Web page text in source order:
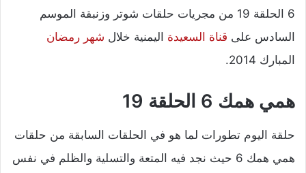
6 الحلقة 19 من مجريات حلقات شوتر وزنبقة الموسم
السادس على قناة السعيدة اليمنية خلال شهر رمضان
المبارك 2014.
همي همك 6 الحلقة 19
حلقة اليوم تطورات لما هو في الحلقات السابقة من حلقات
همي همك 6 حيث نجد فيه المتعة والتسلية والظلم في نفس